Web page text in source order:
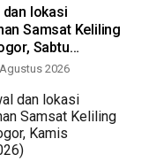
lokasi
Samsat Keliling
Sabtu
2026